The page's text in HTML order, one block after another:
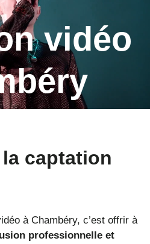
vidéo
captation
à Chambéry, c’est offrir à
professionnelle et